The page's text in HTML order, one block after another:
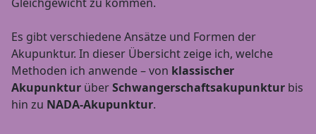
Es gibt verschiedene Ansätze und Formen der
Akupunktur. In dieser Übersicht zeige ich, welche
Methoden ich anwende – von klassischer
Akupunktur überSchwangerschaftsakupunktur bis
hin zu NADA-Akupunktur.